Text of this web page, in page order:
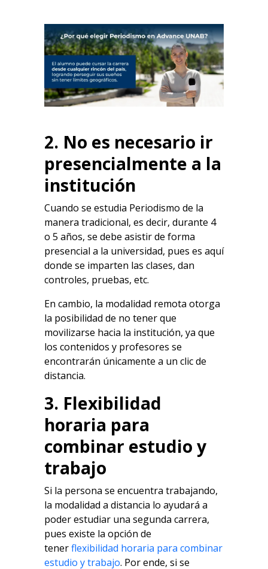
2. No es necesario ir
presencialmente a la
institución
Cuando se estudia Periodismo de la
manera tradicional, es decir, durante 4
o 5 años, se debe asistir de forma
presencial a la universidad, pues es aquí
donde se imparten las clases, dan
controles, pruebas, etc.
En cambio, la modalidad remota otorga
la posibilidad de no tener que
movilizarse hacia la institución, ya que
los contenidos y profesores se
encontrarán únicamente a un clic de
distancia.
3. Flexibilidad
horaria para
combinar estudio y
trabajo
Si la persona se encuentra trabajando,
la modalidad a distancia lo ayudará a
poder estudiar una segunda carrera,
pues existe la opción de
tenerflexibilidad horaria para combinar
estudio y trabajo. Por ende, si se